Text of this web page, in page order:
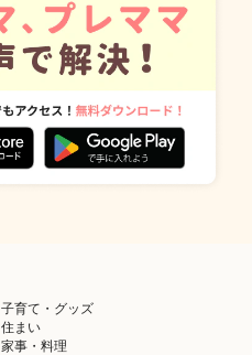
子育て・グッズ
住まい
家事・料理